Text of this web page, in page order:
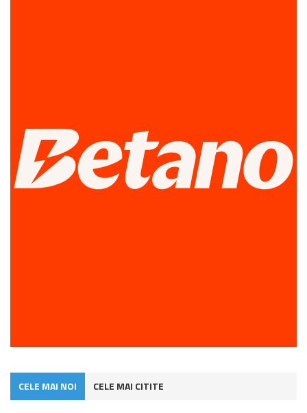
CELE MAI NOI CELE MAI CITITE